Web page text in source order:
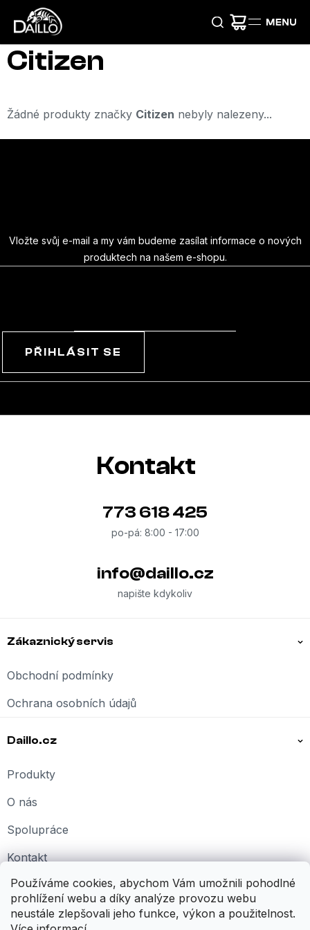
Používáme cookies, abychom Vám umožnili pohodlné
prohlížení webu a díky analýze provozu webu
neustále zlepšovali jeho funkce, výkon a použitelnost.
obsah
Citizen
Žádné produkty značky Citizen nebyly nalezeny...
a
t
Vložte svůj e-mail a my vám budeme zasílat informace o nových
produktech na našem e-shopu.
PŘIHLÁSIT SE
Kontakt
info@daillo.cz
773 618 425
Zákaznický servis
Obchodní podmínky
Ochrana osobních údajů
Daillo.cz
Produkty
O nás
Spolupráce
Kontakt
Kariéra